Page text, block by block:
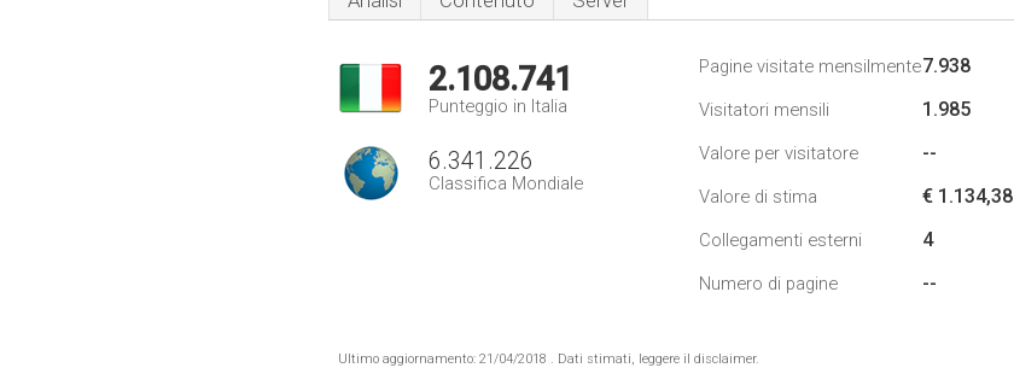
2.108.741
Punteggio in Italia
6.341.226
Classifica Mondiale
Pagine visitate mensilmente7.938
Visitatori mensili 1.985
Valore per visitatore --
Valore di stima € 1.134,38
Collegamenti esterni 4
Numero di pagine --
Ultimo aggiornamento: 21/04/2018 . Dati stimati, leggere il disclaimer.